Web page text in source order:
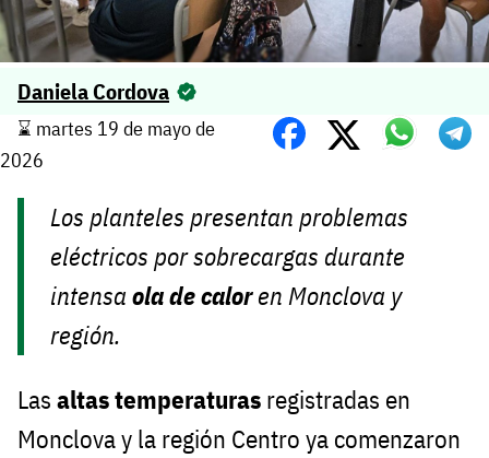
Daniela Cordova
⌛️ martes 19 de mayo de
2026
Los planteles presentan problemas
eléctricos por sobrecargas durante
intensaola de caloren Monclova y
región.
Las altas temperaturas registradas en
Monclova y la región Centro ya comenzaron